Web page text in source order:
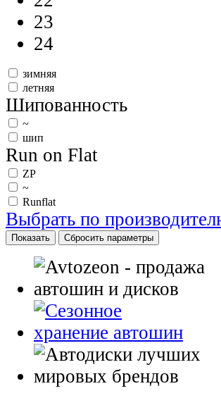
23
24
зимняя
летняя
Шипованность
~
шип
Run on Flat
ZP
~
Runflat
Выбрать по